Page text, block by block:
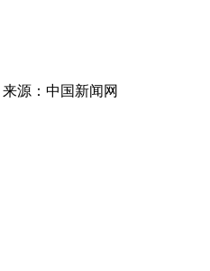
来源：中国新闻网